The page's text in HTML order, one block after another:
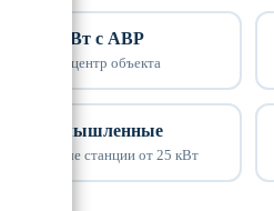
100 кВт с АВР
энергоцентр объекта
Промышленные
мощные станции от 25 кВт